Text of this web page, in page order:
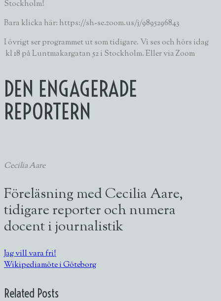
Stockholm!
Bara klicka här: https://sh-se.zoom.us/j/9895296843
I övrigt ser programmet ut som tidigare. Vi ses och hörs idag
kl 18 på Luntmakargatan 52 i Stockholm. Eller via Zoom
DEN ENGAGERADE
REPORTERN
Cecilia Aare
Föreläsning med Cecilia Aare,
tidigare reporter och numera
docent i journalistik
Jag vill vara fri!
Wikipediamöte i Göteborg
Related Posts